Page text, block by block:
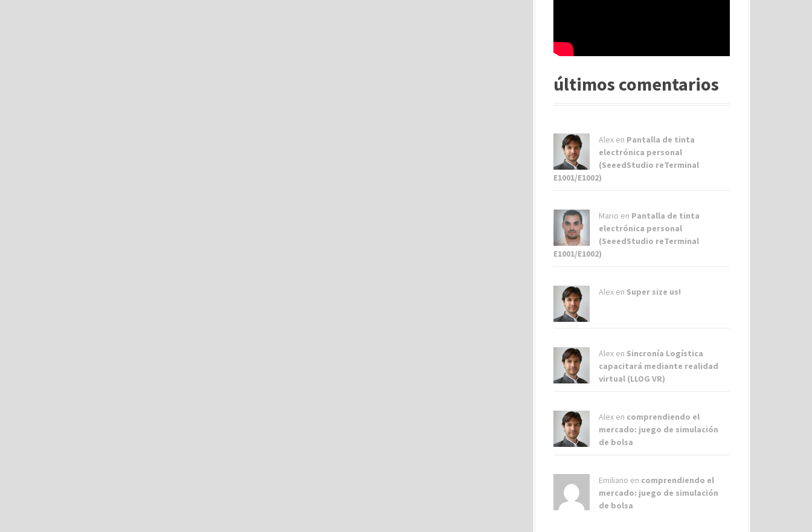
últimos comentarios
Alex en Pantalla de tinta
electrónica personal
(SeeedStudio reTerminal
E1001/E1002)
Mario en Pantalla de tinta
electrónica personal
(SeeedStudio reTerminal
E1001/E1002)
Alex en Super size us!
Alex en Sincronía Logística
capacitará mediante realidad
virtual (LLOG VR)
Alex en comprendiendo el
mercado: juego de simulación
de bolsa
Emiliano en comprendiendo el
mercado: juego de simulación
de bolsa